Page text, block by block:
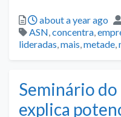
Posted
about a year ago
Tags
ASN,concentra,
lideradas,mais,metade,
Seminário do
explica